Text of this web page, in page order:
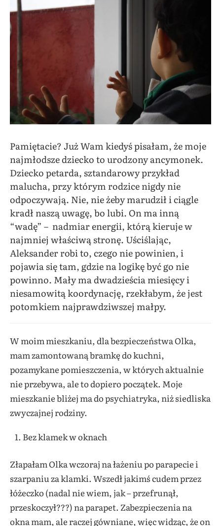
Pamiętacie? Już Wam kiedyś pisałam, że moje
najmłodsze dziecko to urodzony ancymonek.
Dziecko petarda, sztandarowy przykład
malucha, przy którym rodzice nigdy nie
odpoczywają. Nie, nie żeby marudził i ciągle
kradł naszą uwagę, bo lubi. On ma inną
“wadę” – nadmiar energii, którą kieruje w
najmniej właściwą stronę. Uściślając,
Aleksander robi to, czego nie powinien, i
pojawia się tam, gdzie na logikę być go nie
powinno. Mały ma dwadzieścia miesięcy i
niesamowitą koordynację, rzekłabym, że jest
potomkiem najprawdziwszej małpy.
W moim mieszkaniu, dla bezpieczeństwa Olka,
mam zamontowaną bramkę do kuchni,
pozamykane pomieszczenia, w których aktualnie
nie przebywa, ale to dopiero początek. Moje
mieszkanie bliżej ma do psychiatryka, niż siedliska
zwyczajnej rodziny.
Bez klamek w oknach
Złapałam Olka wczoraj na łażeniu po parapecie i
szarpaniu za klamki. Wszedł jakimś cudem przez
łóżeczko (nadal nie wiem, jak – przefrunął,
przeskoczył???) na parapet. Zabezpieczenia na
okna mam, ale raczej gówniane, więc widząc, że on